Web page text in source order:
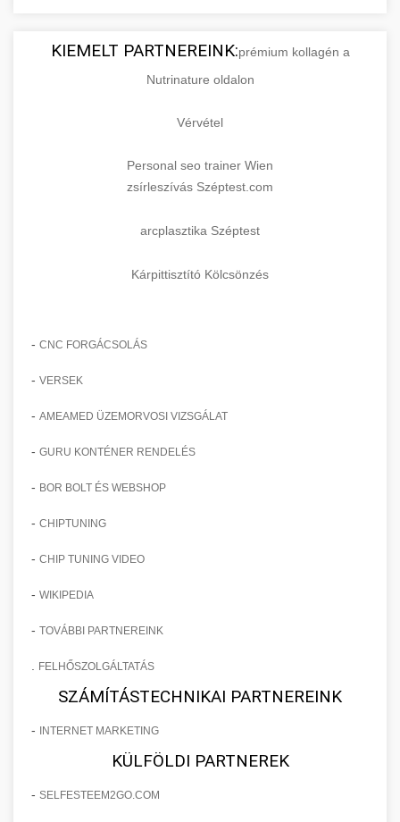
KIEMELT PARTNEREINK:prémium kollagén a
Nutrinature oldalon
Vérvétel
Personal seo trainer Wien
zsírleszívás Széptest.com
arcplasztika Széptest
Kárpittisztító Kölcsönzés
- CNC FORGÁCSOLÁS
- VERSEK
- AMEAMED ÜZEMORVOSI VIZSGÁLAT
- GURU KONTÉNER RENDELÉS
- BOR BOLT ÉS WEBSHOP
- CHIPTUNING
- CHIP TUNING VIDEO
- WIKIPEDIA
- TOVÁBBI PARTNEREINK
FELHŐSZOLGÁLTATÁS
SZÁMÍTÁSTECHNIKAI PARTNEREINK
- INTERNET MARKETING
KÜLFÖLDI PARTNEREK
- SELFESTEEM2GO.COM